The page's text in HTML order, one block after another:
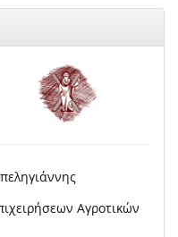
Αγροτικών